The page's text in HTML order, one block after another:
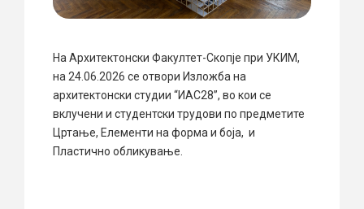
На Архитектонски Факултет-Скопје при УКИМ,
на 24.06.2026 се отвори Изложба на
архитектонски студии “ИАС28”, во кои се
вклучени и студентски трудови по предметите
Цртање, Елементи на форма и боја, и
Пластично обликување.